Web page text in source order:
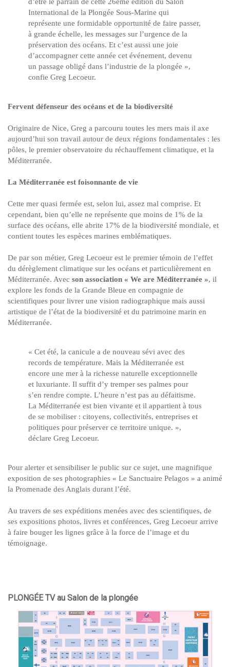
International de la Plongée Sous-Marine qui
représente une formidable opportunité de faire passer,
à grande échelle, les messages sur l’urgence de la
préservation des océans. Et c’est aussi une joie
d’accompagner cette année cet événement, devenu
un passage obligé dans l’industrie de la plongée »,
confie Greg Lecoeur.
Fervent défenseur des océans et de la biodiversité
Originaire de Nice, Greg a parcouru toutes les mers mais il axe
aujourd’hui son travail autour de deux régions fondamentales : les
pôles, le premier observatoire du réchauffement climatique, et la
Méditerranée.
La Méditerranée est foisonnante de vie
Cette mer quasi fermée est, selon lui, assez mal comprise. Et
cependant, bien qu’elle ne représente que moins de 1% de la
surface des océans, elle abrite 17% de la biodiversité mondiale, et
contient toutes les espèces marines emblématiques.
De par son métier, Greg Lecoeur est le premier témoin de l’effet
du dérèglement climatique sur les océans et particulièrement en
Méditerranée. Avec son association « We are Méditerranée », il
explore les fonds de la Grande Bleue en compagnie de
scientifiques pour livrer une vision radiographique mais aussi
artistique de l’état de la biodiversité et du patrimoine marin en
Méditerranée.
« Cet été, la canicule a de nouveau sévi avec des
records de température. Mais la Méditerranée est
encore une mer à la richesse naturelle exceptionnelle
et luxuriante. Il suffit d’y tremper ses palmes pour
s’en rendre compte. L’heure n’est pas au défaitisme.
La Méditerranée est bien vivante et il appartient à tous
de se mobiliser : citoyens, collectivités, entreprises et
politiques pour préserver ce territoire unique. »,
déclare Greg Lecoeur.
Pour alerter et sensibiliser le public sur ce sujet, une magnifique
exposition de ses photographies « Le Sanctuaire Pelagos » a animé
la Promenade des Anglais durant l’été.
Au travers de ses expéditions menées avec des scientifiques, de
ses expositions photos, livres et conférences, Greg Lecoeur arrive
à faire bouger les lignes grâce à la force de l’image et du
témoignage.
PLONGÉE TV au Salon de la plongée